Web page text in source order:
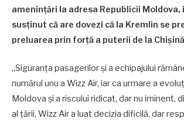
amenințări la adresa Republicii Moldova,
susținut că are dovezi că la Kremlin se
preluarea prin forță a puterii de la
„Siguranța pasagerilor și a echipajului
numărul unu a Wizz Air, iar ca urmare a
Moldova și a riscului ridicat, dar nu iminent,
al țării, Wizz Air a luat decizia dificilă, dar